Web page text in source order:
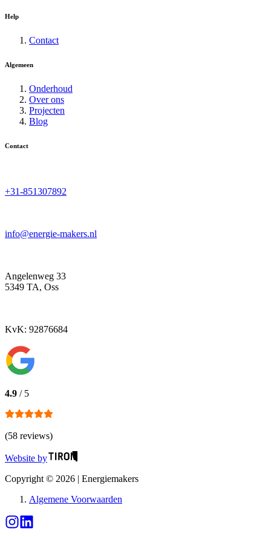
Help
Contact
Algemeen
Onderhoud
Over ons
Projecten
Blog
Contact
+31-851307892
info@energie-makers.nl
Angelenweg 33
5349 TA, Oss
KvK: 92876684
4.9 / 5
(58 reviews)
Website by
Copyright © 2026 | Energiemakers
Algemene Voorwaarden